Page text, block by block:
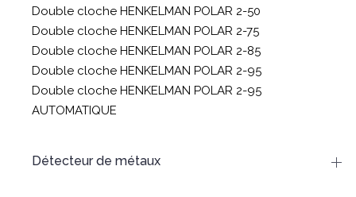
Double cloche HENKELMAN POLAR 2-50
Double cloche HENKELMAN POLAR 2-75
Double cloche HENKELMAN POLAR 2-85
Double cloche HENKELMAN POLAR 2-95
Double cloche HENKELMAN POLAR 2-95
AUTOMATIQUE
Détecteur de métaux